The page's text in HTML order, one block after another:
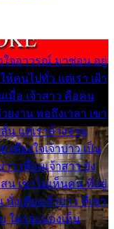
ใจอาวรณ์ มาซ่อน อยู่
คนไปทั่ว แต่เรา เฝ้า
เมื่อ เจ้าสาว คือคน
งาน พอถึงเวลา เขา
น แต่เราล้างจาน
คียงใจเจ้าบ่าว เป็น
ว เพื่อนเจ้าสาว ยัง
น เขาไม่เห็นคน ที่อยู่
งเคียงเจ้าบ่าว ที่เขา
ใครจะมองเห็น